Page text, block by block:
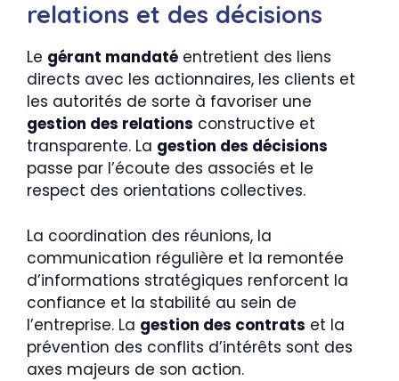
relations et des décisions
Le gérant mandaté entretient des liens
directs avec les actionnaires, les clients et
les autorités de sorte à favoriser une
gestion des relations constructive et
transparente. La gestion des décisions
passe par l’écoute des associés et le
respect des orientations collectives.
La coordination des réunions, la
communication régulière et la remontée
d’informations stratégiques renforcent la
confiance et la stabilité au sein de
l’entreprise. La gestion des contrats et la
prévention des conflits d’intérêts sont des
axes majeurs de son action.